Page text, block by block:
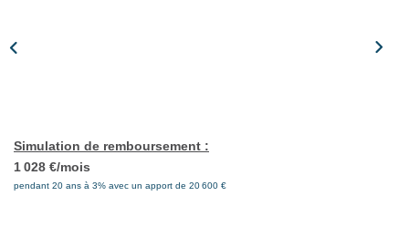
Simulation de remboursement :
1 028 €/mois
pendant 20 ans à 3% avec un apport de 20 600 €